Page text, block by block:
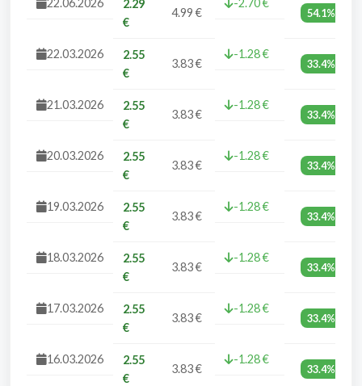
22.06.2026
2.29
€
4.99 €
-2.70 €
54.1%
22.03.2026
2.55
€
3.83 €
-1.28 €
33.4%
21.03.2026
2.55
€
3.83 €
-1.28 €
33.4%
20.03.2026
2.55
€
3.83 €
-1.28 €
33.4%
19.03.2026
2.55
€
3.83 €
-1.28 €
33.4%
18.03.2026
2.55
€
3.83 €
-1.28 €
33.4%
17.03.2026
2.55
€
3.83 €
-1.28 €
33.4%
16.03.2026
2.55
€
3.83 €
-1.28 €
33.4%